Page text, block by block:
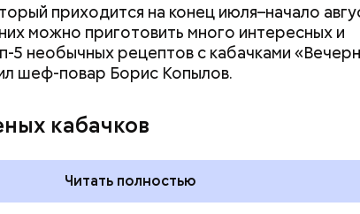
5
праздники отмечают в России
и мире 4 августа
приходится на конец июля–начало
можно приготовить много интересных и
5 необычных рецептов с кабачками
шеф-повар Борис Копылов.
кабачков
Читать полностью